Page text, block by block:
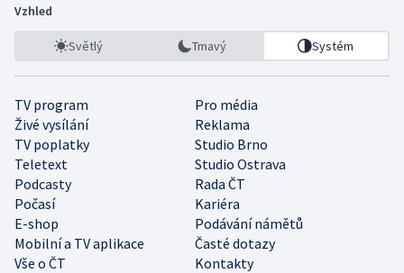
Vzhled
Světlý Tmavý Systém
TV program
Pro média
Živé vysílání
Reklama
TV poplatky
Studio Brno
Teletext
Studio Ostrava
Podcasty
Rada ČT
Počasí
Kariéra
E-shop
Podávání námětů
Mobilní a TV aplikace
Časté dotazy
Vše o ČT
Kontakty